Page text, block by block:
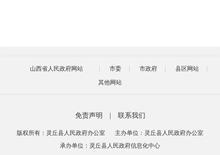
山西省人民政府网站 市委 市政府
县区网站
其他网站
免责声明 联系我们
版权所有：灵丘县人民政府办公室
主办单位：灵丘县人民政府办公室
承办单位：灵丘县人民政府信息化中心